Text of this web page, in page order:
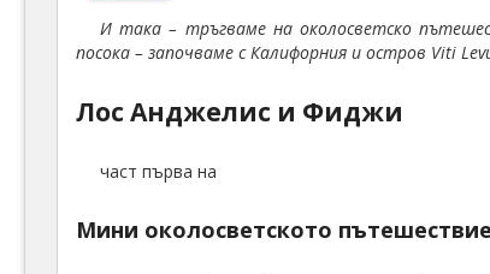
ФОТОГРАФИЯ ДЖАДЖИ
И така – тръгваме на околосветско
посока – започваме с Калифорния и остров Viti
Лос Анджелис и Фиджи
част първа на
Мини околосветското